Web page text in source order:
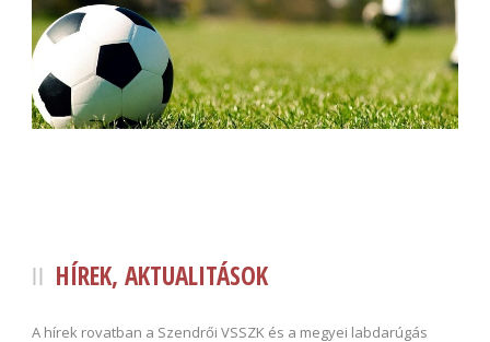
HÍREK, AKTUALITÁSOK
A hírek rovatban a Szendrői VSSZK és a megyei labdarúgás